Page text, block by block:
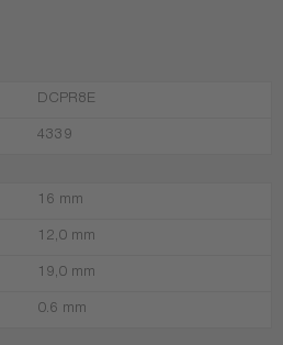
DCPR8E
4339
16 mm
12,0 mm
19,0 mm
0.6 mm